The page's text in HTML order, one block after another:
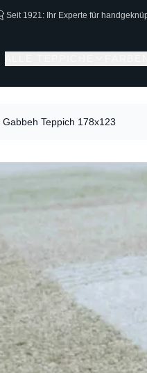
Seit 1921: Ihr Experte für
Gabbeh Teppich 178x123